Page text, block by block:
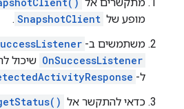
מופע של SnapshotClient
.
משתמשים ב-
OnSuccessListener שיכול
ל-
כדאי להתקשר אל